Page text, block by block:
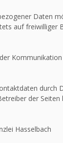
Daten
auf
durch
der
Hasselbach